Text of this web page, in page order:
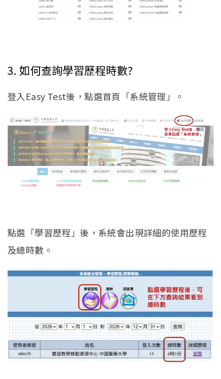
3. 如何查詢學習歷程時數?
登入Easy Test後，點選首頁「系統管理」。
點選「學習歷程」後，系統會出現詳細的使用歷程
及總時數。